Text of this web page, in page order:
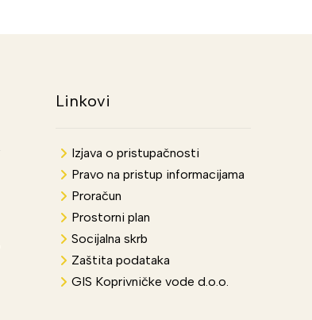
Linkovi
Izjava o pristupačnosti
Pravo na pristup informacijama
Proračun
Prostorni plan
Socijalna skrb
Zaštita podataka
GIS Koprivničke vode d.o.o.